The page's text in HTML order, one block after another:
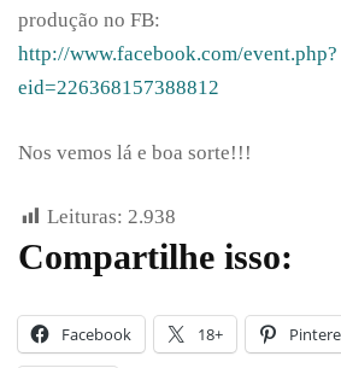
produção no FB:
http://www.facebook.com/event.php?
eid=226368157388812
Nos vemos lá e boa sorte!!!
Leituras: 2.938
Compartilhe isso:
Facebook 18+